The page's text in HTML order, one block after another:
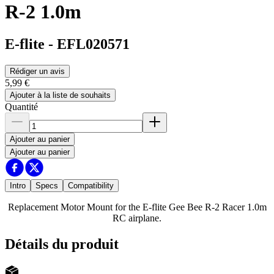
R-2 1.0m
E-flite - EFL020571
Rédiger un avis
5,99 €
Ajouter à la liste de souhaits
Quantité
Ajouter au panier
Ajouter au panier
Intro Specs Compatibility
Replacement Motor Mount for the E-flite Gee Bee R-2 Racer 1.0m
RC airplane.
Détails du produit